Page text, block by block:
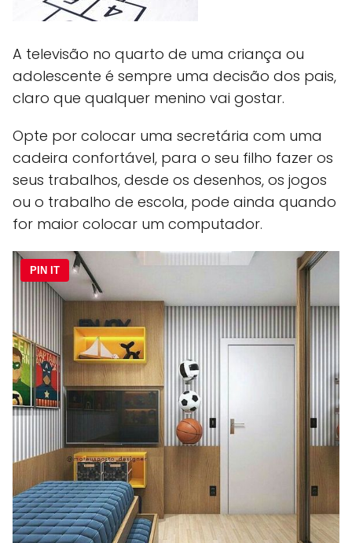
A televisão no quarto de uma criança ou
adolescente é sempre uma decisão dos pais,
claro que qualquer menino vai gostar.
Opte por colocar uma secretária com uma
cadeira confortável, para o seu filho fazer os
seus trabalhos, desde os desenhos, os jogos
ou o trabalho de escola, pode ainda quando
for maior colocar um computador.
PIN IT